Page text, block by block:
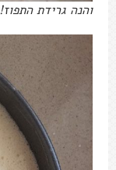
והנה גרידת